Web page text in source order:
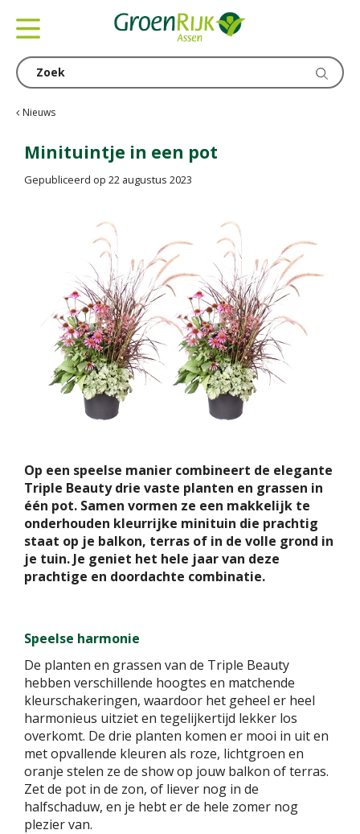
Nieuws
Minituintje in een pot
Gepubliceerd op 22 augustus 2023
Op een speelse manier combineert de elegante
Triple Beauty drie vaste planten en grassen in
één pot. Samen vormen ze een makkelijk te
onderhouden kleurrijke minituin die prachtig
staat op je balkon, terras of in de volle grond in
je tuin. Je geniet het hele jaar van deze
prachtige en doordachte combinatie.
Speelse harmonie
De planten en grassen van de Triple Beauty
hebben verschillende hoogtes en matchende
kleurschakeringen, waardoor het geheel er heel
harmonieus uitziet en tegelijkertijd lekker los
overkomt. De drie planten komen er mooi in uit en
met opvallende kleuren als roze, lichtgroen en
oranje stelen ze de show op jouw balkon of terras.
Zet de pot in de zon, of liever nog in de
halfschaduw, en je hebt er de hele zomer nog
plezier van.